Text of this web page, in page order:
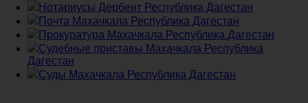
Нотариусы Дербент Республика Дагестан
Почта Махачкала Республика Дагестан
Прокуратура Махачкала Республика Дагестан
Судебные приставы Махачкала Республика
Дагестан
Суды Махачкала Республика Дагестан